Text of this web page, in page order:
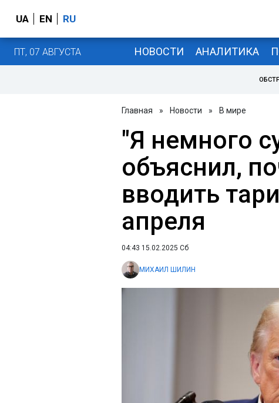
UA EN RU
ПТ, 07 АВГУСТА НОВОСТИ АНАЛИТИКА
Главная » Новости » В мире
"Я немного
объяснил,
вводить
апреля
04:43 15.02.2025 Сб
МИХАИЛ ШИЛИН